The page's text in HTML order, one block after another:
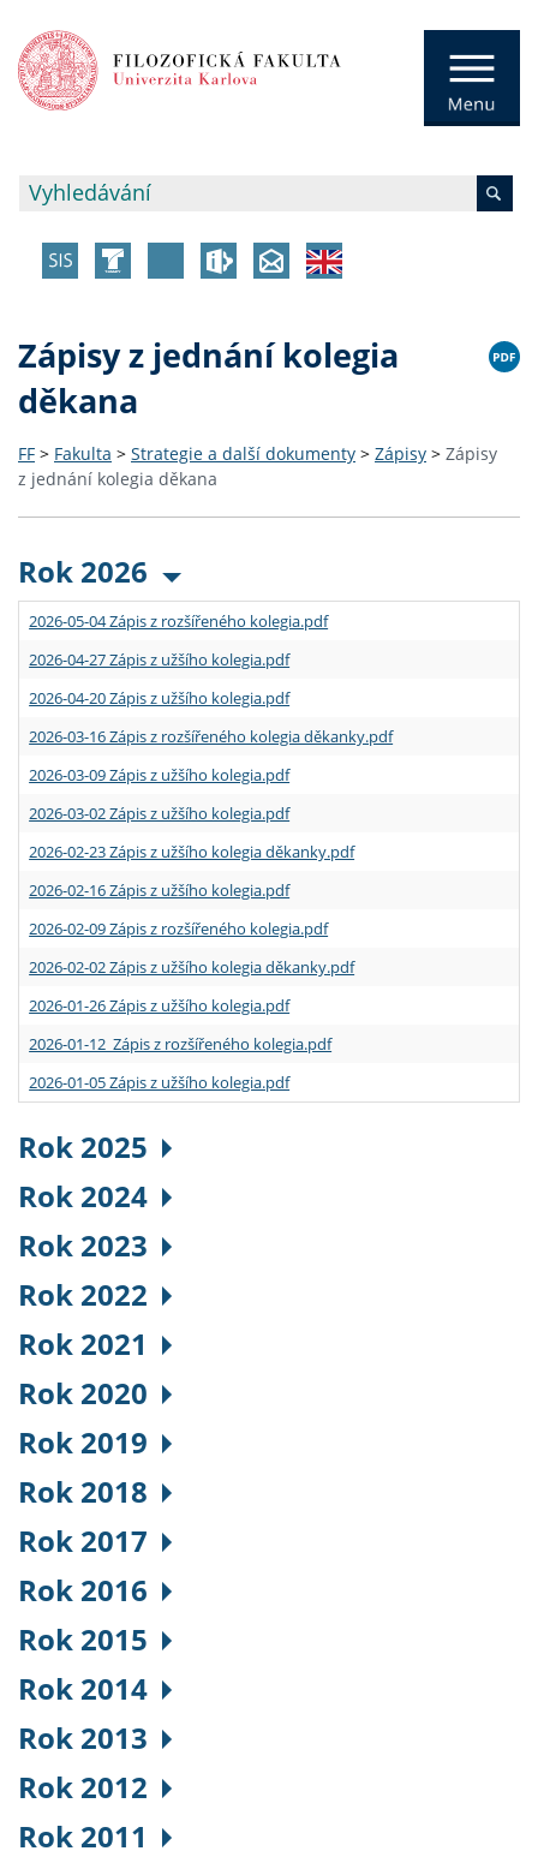
Zápisy z jednání kolegia
děkana
FF > Fakulta > Strategie a další dokumenty > Zápisy > Zápisy
z jednání kolegia děkana
Rok 2026
2026-05-04 Zápis z rozšířeného kolegia.pdf
2026-04-27 Zápis z užšího kolegia.pdf
2026-04-20 Zápis z užšího kolegia.pdf
2026-03-16 Zápis z rozšířeného kolegia děkanky.pdf
2026-03-09 Zápis z užšího kolegia.pdf
2026-03-02 Zápis z užšího kolegia.pdf
2026-02-23 Zápis z užšího kolegia děkanky.pdf
2026-02-16 Zápis z užšího kolegia.pdf
2026-02-09 Zápis z rozšířeného kolegia.pdf
2026-02-02 Zápis z užšího kolegia děkanky.pdf
2026-01-26 Zápis z užšího kolegia.pdf
2026-01-12 Zápis z rozšířeného kolegia.pdf
2026-01-05 Zápis z užšího kolegia.pdf
Rok 2025
Rok 2024
Rok 2023
Rok 2022
Rok 2021
Rok 2020
Rok 2019
Rok 2018
Rok 2017
Rok 2016
Rok 2015
Rok 2014
Rok 2013
Rok 2012
Rok 2011